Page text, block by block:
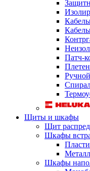
Патч-
Щиты и шкафы
Щит
Шкафы
Шкафы